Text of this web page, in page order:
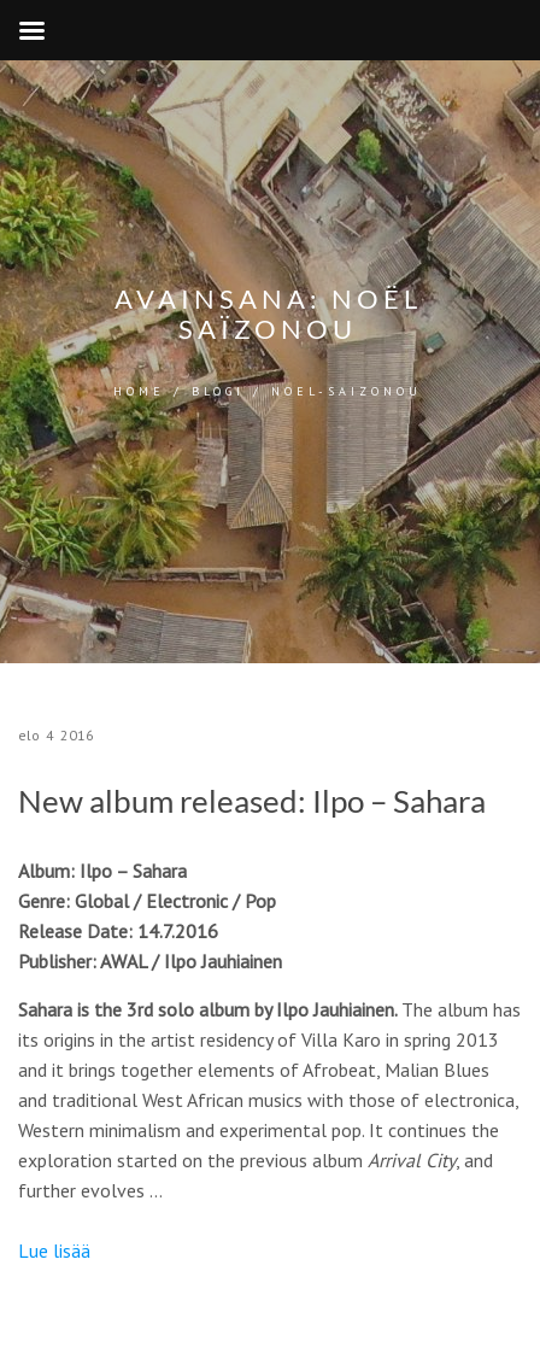
AVAINSANA:NOËL
SAÏZONOU
HOME/BLOGI/NOEL-SAIZONOU
elo 4 2016
New album released: Ilpo – Sahara
Album: Ilpo – Sahara
Genre: Global / Electronic / Pop
Release Date: 14.7.2016
Publisher: AWAL / Ilpo Jauhiainen
Sahara is the 3rd solo album by Ilpo Jauhiainen. The album has
its origins in the artist residency of Villa Karo in spring 2013
and it brings together elements of Afrobeat, Malian Blues
and traditional West African musics with those of electronica,
Western minimalism and experimental pop. It continues the
exploration started on the previous album Arrival City, and
further evolves …
Lue lisää